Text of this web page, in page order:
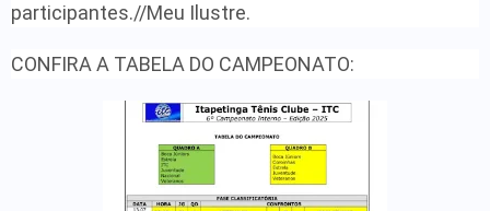
participantes.//Meu Ilustre.
CONFIRA A TABELA DO CAMPEONATO: